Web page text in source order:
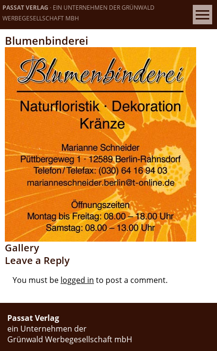
PASSAT VERLAG · EIN UNTERNEHMEN DER GRÜNWALD
WERBEGESELLSCHAFT MBH
Blumenbinderei
Gallery
Leave a Reply
You must be logged in to post a comment.
Passat Verlag
ein Unternehmen der
Grünwald Werbegesellschaft mbH